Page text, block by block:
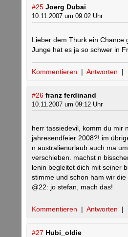
#25 Joerg Dubai
10.11.2007 um 09:02 Uhr
Lieber dem Thurk ein
Junge hat es ja so schwer in
Kommentieren | Antworten |
#26 franz ferdinand
10.11.2007 um 09:12 Uhr
herr tassiedevil, komm du mir
jahresendfeier 2008?! im
n australienurlaub auch ma
verschieben. machst n
lenin begleitet dich mit seiner
stimme und schon ham wir die
@22: jo stefan, mach das!
Kommentieren | Antworten |
#27 Hubi_oldie